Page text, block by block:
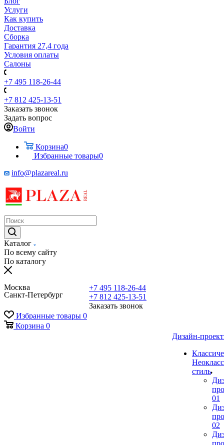
Услуги
Как купить
Доставка
Сборка
Гарантия 27,4 года
Условия оплаты
Салоны
+7 495 118-26-44
+7 812 425-13-51
Заказать звонок
Задать вопрос
Войти
Корзина0
Избранные товары0
info@plazareal.ru
Каталог
По всему сайту
По каталогу
Москва
Санкт-Петербург
+7 495 118-26-44
+7 812 425-13-51
Заказать звонок
Избранные товары 0
Корзина 0
Дизайн-
стиль
01
02